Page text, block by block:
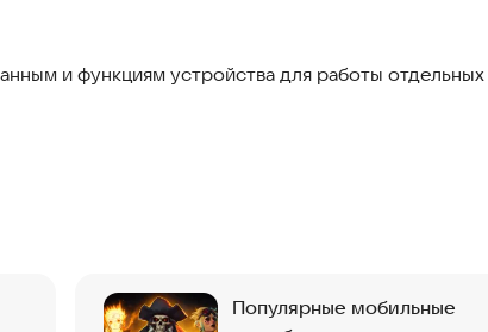
и функциям устройства для работы отдельных
Популярные мобильные